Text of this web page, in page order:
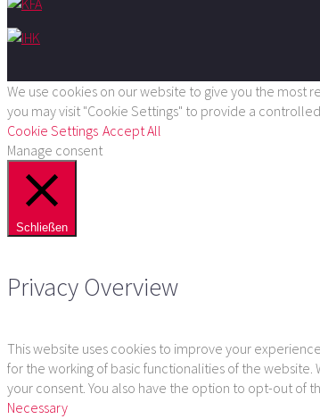
We use cookies on our website to give you the most
you may visit "Cookie Settings" to provide a
Cookie Settings Accept All
Manage consent
Schließen
Privacy Overview
This website uses cookies to improve your
for the working of basic functionalities of the
your consent. You also have the option to opt-out of
Necessary